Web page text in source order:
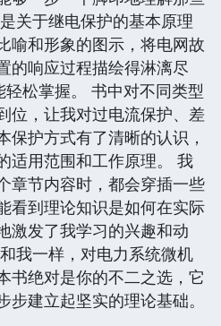
关于继电保护的基本原理
喻和形象的图示，将电网故
的响应过程描绘得淋漓尽
轻松掌握。 书中对不同类型
位，让我对过电流保护、差
保护方式有了清晰的认识，
适用范围和工作原理。 我
章节内容时，都会穿插一些
看到理论知识是如何在实际
激发了我学习的兴趣和动
我一样，对电力系统微机
书绝对是你的不二之选，它
建立起坚实的理论基础。